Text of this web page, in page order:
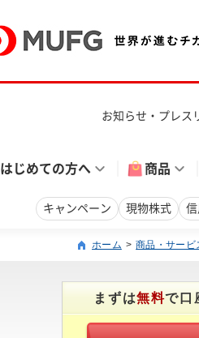
お知らせ・プレス
はじめての方へ 商品
キャンペーン 現物株式 信
ホーム 商品・サービ
まずは無料で口